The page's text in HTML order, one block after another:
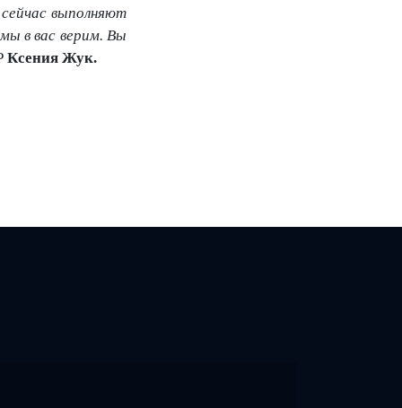
выполняют
в вас верим. Вы
Ксения Жук.